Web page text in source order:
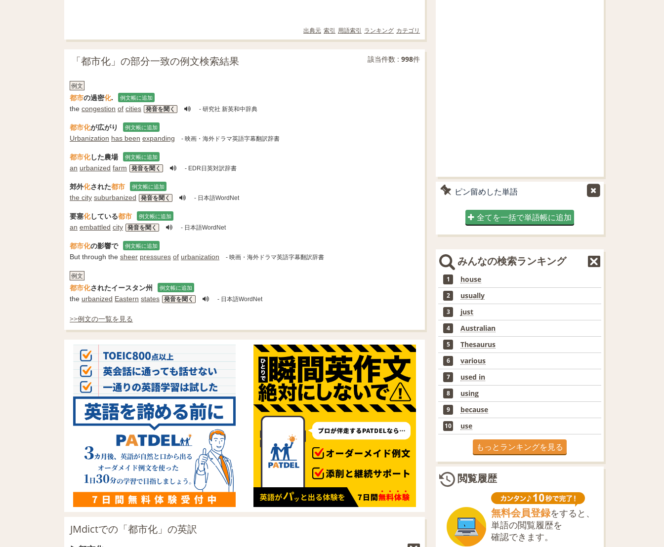
出典元 索引 用語索引 ランキング カテゴリ
「都市化」の部分一致の例文検索結果 該当件数 : 998件
例文
都市の過密化. 例文帳に追加
the congestion of cities 発音を聞く - 研究社 新英和中辞典
都市化が広がり 例文帳に追加
Urbanization has been expanding - 映画・海外ドラマ英語字幕翻訳辞書
都市化した農場 例文帳に追加
an urbanized farm 発音を聞く - EDR日英対訳辞書
郊外化された都市 例文帳に追加
the city suburbanized 発音を聞く - 日本語WordNet
要塞化している都市 例文帳に追加
an embattled city 発音を聞く - 日本語WordNet
都市化の影響で 例文帳に追加
But through the sheer pressures of urbanization - 映画・海外ドラマ英語字幕翻訳辞書
例文
都市化されたイースタン州 例文帳に追加
the urbanized Eastern states 発音を聞く - 日本語WordNet
>>例文の一覧を見る
JMdictでの「都市化」の英訳
ピン留めした単語
全てを一括で単語帳に追加
みんなの検索ランキング
1 house
2 usually
3 just
4 Australian
5 Thesaurus
6 various
7 used in
8 using
9 because
10 use
もっとランキングを見る
閲覧履歴
無料会員登録をすると、
単語の閲覧履歴を
確認できます。